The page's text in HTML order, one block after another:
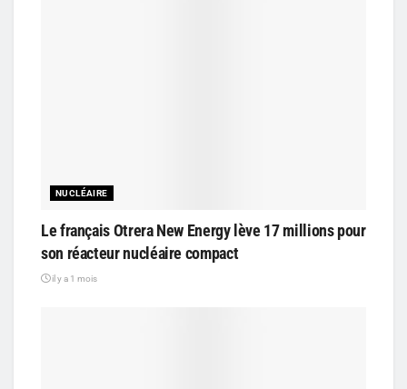
NUCLÉAIRE
Le français Otrera New Energy lève 17 millions pour
son réacteur nucléaire compact
il y a 1 mois